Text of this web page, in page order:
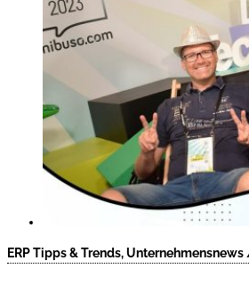
ERP Tipps & Trends,